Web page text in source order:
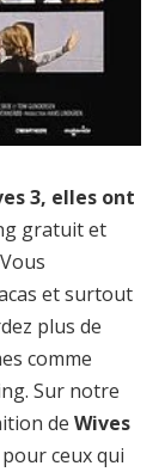
3, elles ont
gratuit et
et surtout
plus de
comme
Sur notre
de Wives
ceux qui